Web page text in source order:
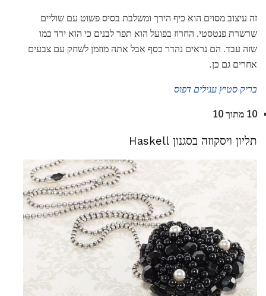
זה עיצוב מסוים הוא כיף הירך ומשלבת בסיס פשוט עם שוליים
שרשרת פנטסטי. החרוז בפועל הוא תפר לבנים כי הוא ירד כמו
שזה עבד. הם נראים נהדר כסף אבל אתה מוזמן לשחק עם צבעים
אחרים גם כן.
בריק סטיץ עגילים דפוס
10 מתוך 10
תליון ויסקוזה בסגנון Haskell